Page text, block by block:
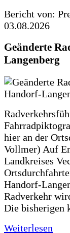
Bericht von:
03.08.2026
Geänderte
Langenberg
hier an der
Vollmer) Auf
Landkreises
Handorf-
Radverkehr
Die bisherigen
Weiterlesen